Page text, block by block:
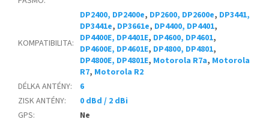
KOMPATIBILITA:
DP2400, DP2400e, DP2600, DP2600e, DP3441,
DP3441e, DP3661e, DP4400, DP4401,
DP4400E, DP4401E, DP4600, DP4601,
DP4600E, DP4601E, DP4800, DP4801,
DP4800E, DP4801E, Motorola R7a, Motorola
R7, Motorola R2
DÉLKA ANTÉNY:
6
ZISK ANTÉNY:
0 dBd / 2 dBi
GPS:
Ne